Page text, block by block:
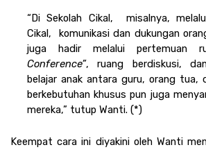
“Di Sekolah Cikal,  misalnya,
Cikal,  komunikasi dan dukungan
juga hadir melalui pertemuan
Conference”, ruang berdiskusi,
belajar anak antara guru, orang tua,
berkebutuhan khusus pun juga
mereka,” tutup Wanti. (*)
Keempat cara ini diyakini oleh Wanti